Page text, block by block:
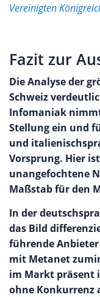
Vereinigten
Fazit zur
Die Analyse der
Schweiz
Infomaniak
Stellung ein und
und
Vorsprung. Hier
unangefochtene
Maßstab für den
In der
das Bild
führende
mit Metanet
im Markt präsent
ohne Konkurrenz